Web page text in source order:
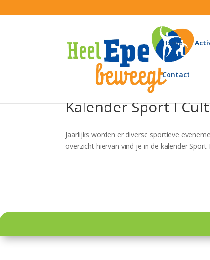
Home
Contact
Kalender Sport I
Jaarlijks worden er diverse sportieve
overzicht hiervan vind je in de kalender